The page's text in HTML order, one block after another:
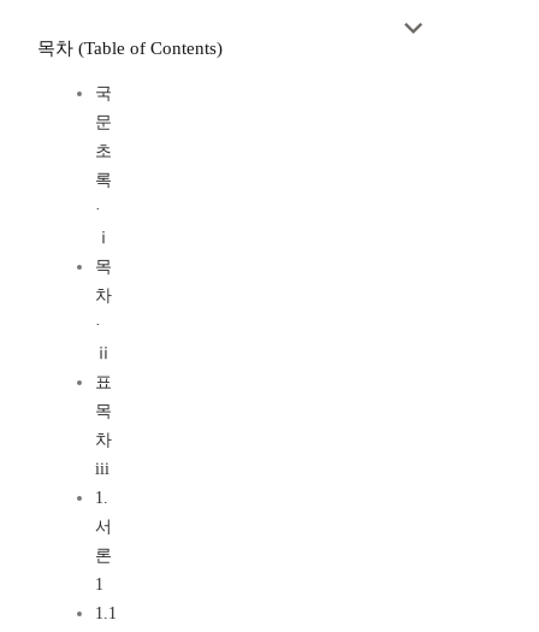
목차 (Table of Contents)
국
문
초
록
·
ⅰ
목
차
·
ⅱ
표
목
차
iii
1.
서
론
1
1.1